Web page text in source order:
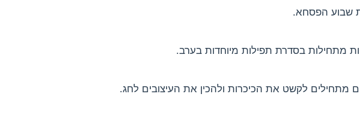
שבוע הפסחא.
מתחילות בסדרת תפילות מיוחדות בערב.
מתחילים לקשט את הכיכרות ולהכין את העיצובים לחג.